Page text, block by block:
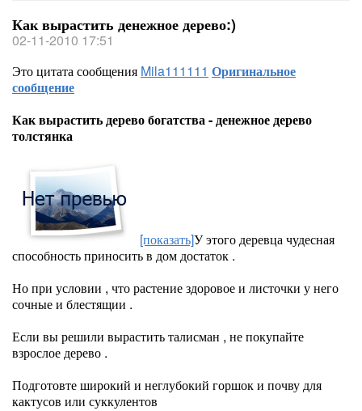
Как вырастить денежное дерево:)
02-11-2010 17:51
Это цитата сообщения Mila111111 Оригинальное
сообщение
Как вырастить дерево богатства - денежное дерево
толстянка
[показать]У этого деревца чудесная
способность приносить в дом достаток .
Но при условии , что растение здоровое и листочки у него
сочные и блестящии .
Если вы решили вырастить талисман , не покупайте
взрослое дерево .
Подготовте широкий и неглубокий горшок и почву для
кактусов или суккулентов